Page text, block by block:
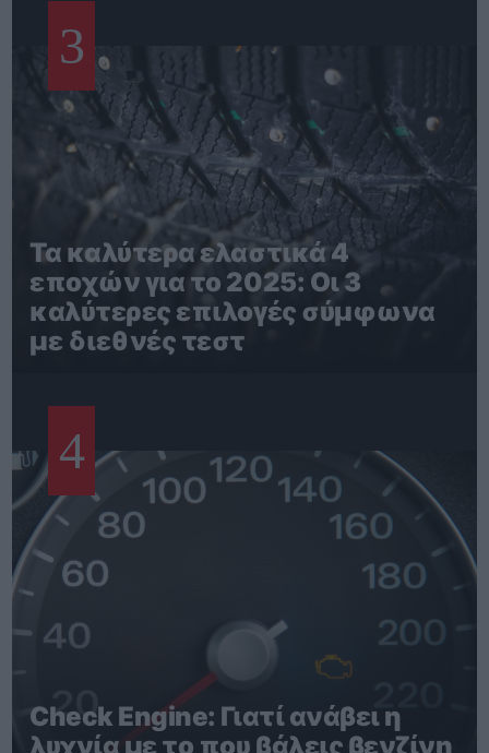
3
Τα καλύτερα ελαστικά 4
εποχών για το 2025: Οι 3
καλύτερες επιλογές σύμφωνα
με διεθνές τεστ
4
Check Engine: Γιατί ανάβει η
λυχνία με το που βάλεις βενζίνη